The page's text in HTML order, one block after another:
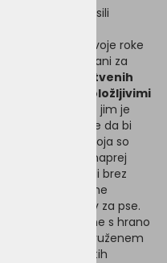
da ne bodo prosili
vzeli stvari v svoje roke
mesni hrani za
v zamenjavi bistvenih
biološko razpoložljivimi
Neodvisnost jim je
in etiko, ne da bi
raziskav in razvoja so
Od takrat še naprej
za hišne živali brez
razvoj certificirane
in priboljškov za pse.
številne trgovine s hrano
izdelki, tako v Združenem
v več kot 30-tih